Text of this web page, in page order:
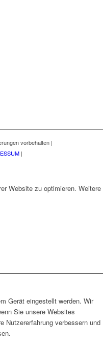
vorbehalten |
|
Website zu optimieren. Weitere
Gerät eingestellt werden. Wir
Sie unsere Websites
Nutzererfahrung verbessern und